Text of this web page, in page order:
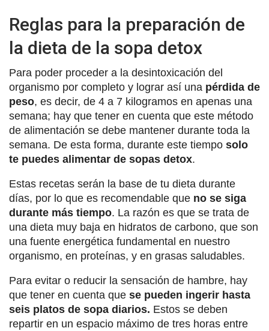
Reglas para la preparación de
la dieta de la sopa detox
Para poder proceder a la desintoxicación del
organismo por completo y lograr así una pérdida de
peso, es decir, de 4 a 7 kilogramos en apenas una
semana; hay que tener en cuenta que este método
de alimentación se debe mantener durante toda la
semana. De esta forma, durante este tiempo solo
te puedes alimentar de sopas detox.
Estas recetas serán la base de tu dieta durante
días, por lo que es recomendable que no se siga
durante más tiempo. La razón es que se trata de
una dieta muy baja en hidratos de carbono, que son
una fuente energética fundamental en nuestro
organismo, en proteínas, y en grasas saludables.
Para evitar o reducir la sensación de hambre, hay
que tener en cuenta que se pueden ingerir hasta
seis platos de sopa diarios. Estos se deben
repartir en un espacio máximo de tres horas entre